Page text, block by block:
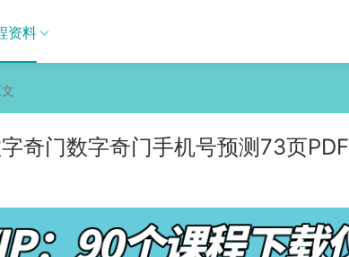
资料
奇门数字奇门手机号预测73页PDF